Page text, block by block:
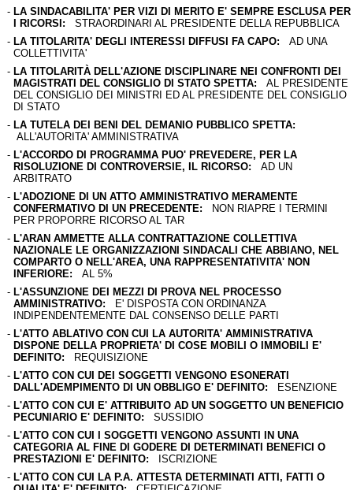
- LA SINDACABILITA' PER VIZI DI MERITO E' SEMPRE ESCLUSA PER
I RICORSI: STRAORDINARI AL PRESIDENTE DELLA REPUBBLICA
- LA TITOLARITA' DEGLI INTERESSI DIFFUSI FA CAPO: AD UNA
COLLETTIVITA'
- LA TITOLARITÀ DELL'AZIONE DISCIPLINARE NEI CONFRONTI DEI
MAGISTRATI DEL CONSIGLIO DI STATO SPETTA: AL PRESIDENTE
DEL CONSIGLIO DEI MINISTRI ED AL PRESIDENTE DEL CONSIGLIO
DI STATO
- LA TUTELA DEI BENI DEL DEMANIO PUBBLICO SPETTA:
ALL'AUTORITA' AMMINISTRATIVA
- L'ACCORDO DI PROGRAMMA PUO' PREVEDERE, PER LA
RISOLUZIONE DI CONTROVERSIE, IL RICORSO: AD UN
ARBITRATO
- L'ADOZIONE DI UN ATTO AMMINISTRATIVO MERAMENTE
CONFERMATIVO DI UN PRECEDENTE: NON RIAPRE I TERMINI
PER PROPORRE RICORSO AL TAR
- L'ARAN AMMETTE ALLA CONTRATTAZIONE COLLETTIVA
NAZIONALE LE ORGANIZZAZIONI SINDACALI CHE ABBIANO, NEL
COMPARTO O NELL'AREA, UNA RAPPRESENTATIVITA' NON
INFERIORE: AL 5%
- L'ASSUNZIONE DEI MEZZI DI PROVA NEL PROCESSO
AMMINISTRATIVO: E' DISPOSTA CON ORDINANZA
INDIPENDENTEMENTE DAL CONSENSO DELLE PARTI
- L'ATTO ABLATIVO CON CUI LA AUTORITA' AMMINISTRATIVA
DISPONE DELLA PROPRIETA' DI COSE MOBILI O IMMOBILI E'
DEFINITO: REQUISIZIONE
- L'ATTO CON CUI DEI SOGGETTI VENGONO ESONERATI
DALL'ADEMPIMENTO DI UN OBBLIGO E' DEFINITO: ESENZIONE
- L'ATTO CON CUI E' ATTRIBUITO AD UN SOGGETTO UN BENEFICIO
PECUNIARIO E' DEFINITO: SUSSIDIO
- L'ATTO CON CUI I SOGGETTI VENGONO ASSUNTI IN UNA
CATEGORIA AL FINE DI GODERE DI DETERMINATI BENEFICI O
PRESTAZIONI E' DEFINITO: ISCRIZIONE
- L'ATTO CON CUI LA P.A. ATTESTA DETERMINATI ATTI, FATTI O